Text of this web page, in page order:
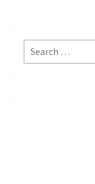
Search
for: